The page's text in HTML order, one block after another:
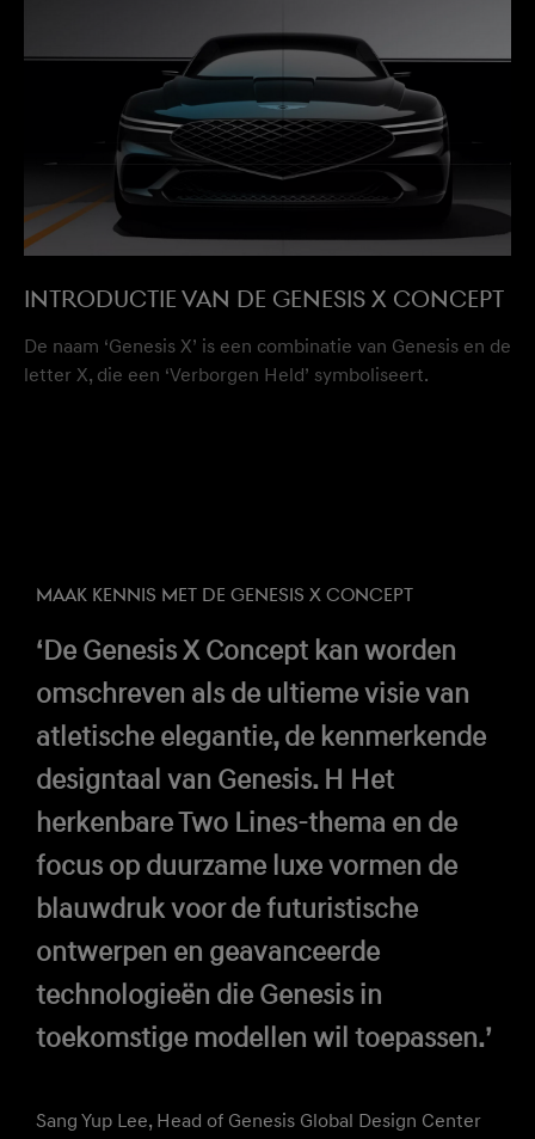
INTRODUCTIE VAN DE GENESIS X CONCEPT
De naam ‘Genesis X’ is een combinatie van Genesis en de
letter X, die een ‘Verborgen Held’ symboliseert.
MAAK KENNIS MET DE GENESIS X CONCEPT
‘De Genesis X Concept kan worden
omschreven als de ultieme visie van
atletische elegantie, de kenmerkende
designtaal van Genesis. H Het
herkenbare Two Lines-thema en de
focus op duurzame luxe vormen de
blauwdruk voor de futuristische
ontwerpen en geavanceerde
technologieën die Genesis in
toekomstige modellen wil toepassen.’
Sang Yup Lee, Head of Genesis Global Design Center